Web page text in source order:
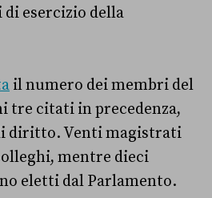
di esercizio della
il numero dei membri del
tre citati in precedenza,
diritto. Venti magistrati
mentre dieci
eletti dal Parlamento.